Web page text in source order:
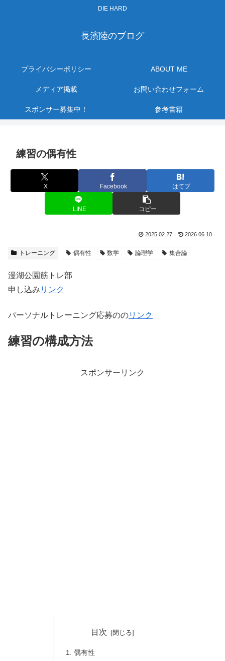
DIE HARD
長濱陸のブログ
プライバシーポリシー ABOUT ME
メディア掲載 お問い合わせフォーム
スポンサー募集中！ 参考書籍
練習の偶有性
X Facebook はてブ
LINE コピー
2025.02.27 2026.06.10
トレーニング 偶有性 数学 論理学 集合論
漫湖公園筋トレ部
申し込み リンク
パーソナルトレーニング応募ののリンク
練習の構成方法
スポンサーリンク
目次
偶有性